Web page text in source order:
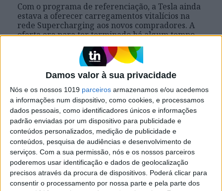
Damos valor à sua privacidade
Nós e os nossos 1019 parceiros armazenamos e/ou acedemos
a informações num dispositivo, como cookies, e processamos
dados pessoais, como identificadores únicos e informações
padrão enviadas por um dispositivo para publicidade e
conteúdos personalizados, medição de publicidade e
conteúdos, pesquisa de audiências e desenvolvimento de
serviços. Com a sua permissão, nós e os nossos parceiros
poderemos usar identificação e dados de geolocalização
precisos através da procura de dispositivos. Poderá clicar para
consentir o processamento por nossa parte e pela parte dos
Com o programa de referenciação, a Tesla ainda
estava a oferecer carregamentos vitalícios na
rede Supercharging aos novos compradores. A
oferta era para ter terminado há algum tempo,
mas só agora acaba efetivamente. Em Portugal,
no entanto, continua a ser oferecida a carga nos
Exame Informática